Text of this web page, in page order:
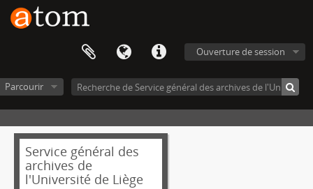
Ouverture de session
Parcourir
Service général des
archives de
l'Université de Liège